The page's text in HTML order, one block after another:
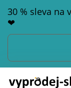
30 % sleva na
❤